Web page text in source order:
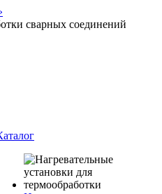
сварных соединений